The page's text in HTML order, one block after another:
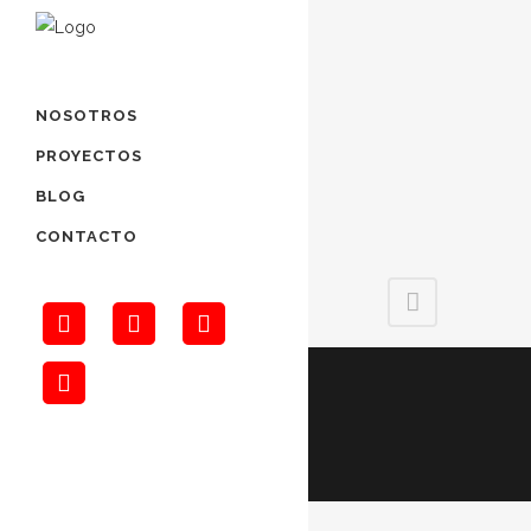
NOSOTROS
PROYECTOS
BLOG
CONTACTO